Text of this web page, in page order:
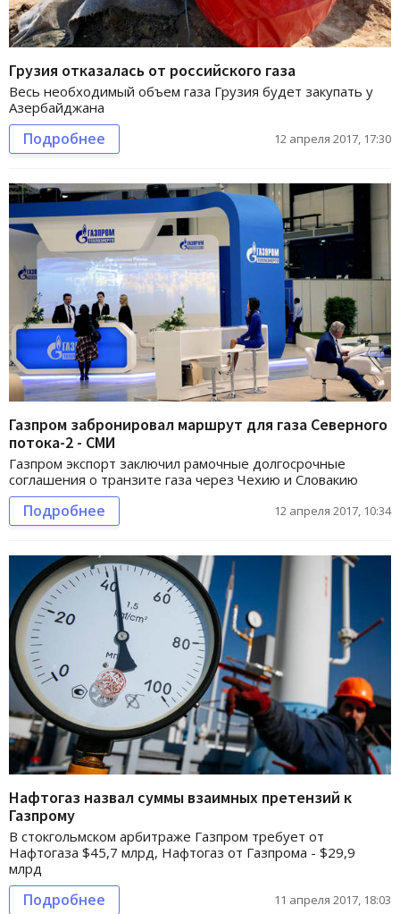
Грузия отказалась от российского газа
Весь необходимый объем газа Грузия будет закупать у
Азербайджана
Подробнее 12 апреля 2017, 17:30
Газпром забронировал маршрут для газа Северного
потока-2 - СМИ
Газпром экспорт заключил рамочные долгосрочные
соглашения о транзите газа через Чехию и Словакию
Подробнее 12 апреля 2017, 10:34
Нафтогаз назвал суммы взаимных претензий к
Газпрому
В стокгольмском арбитраже Газпром требует от
Нафтогаза $45,7 млрд, Нафтогаз от Газпрома - $29,9
млрд
Подробнее 11 апреля 2017, 18:03